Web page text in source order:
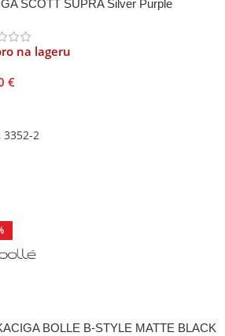
SCOTT SUPRA Silver Purple
na lageru
€
3352-2
BOLLE B-STYLE MATTE BLACK